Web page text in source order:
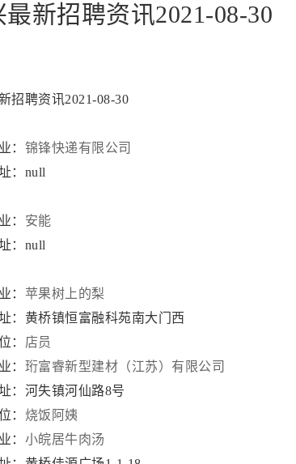
最新招聘资讯2021-08-30
招聘资讯2021-08-30
： 锦锋快递有限公司
：null
： 安能
：null
： 苹果树上的梨
：黄桥镇恒富融科苑南大门西
： 店员
： 珩富睿新型建材（江苏）有限公司
：河失镇河仙路8号
： 烧饭阿姨
： 小皖居牛肉汤